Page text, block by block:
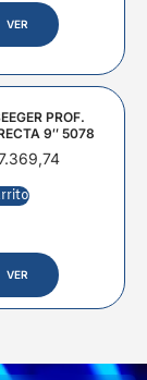
VER
PROF.
9″ 5078
VER